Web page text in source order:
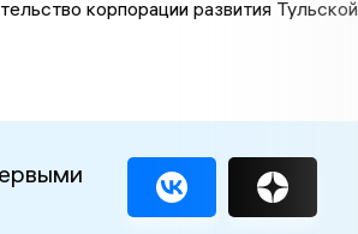
корпорации развития Тульской